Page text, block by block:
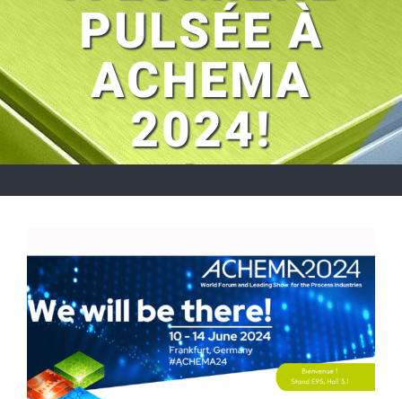
PULSÉE À
ACHEMA
2024!
l'image
agrandie